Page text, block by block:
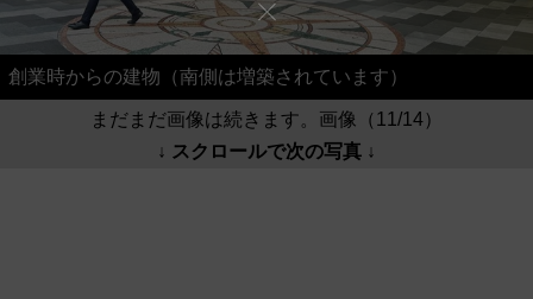
創業時からの建物（南側は増築されています）
まだまだ画像は続きます。画像（11/14）
↓ スクロールで次の写真 ↓